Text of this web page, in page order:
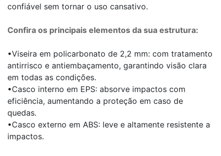
confiável sem tornar o uso cansativo.
Confira os principais elementos da sua estrutura:
•Viseira em policarbonato de 2,2 mm: com tratamento
antirrisco e antiembaçamento, garantindo visão clara
em todas as condições.
•Casco interno em EPS: absorve impactos com
eficiência, aumentando a proteção em caso de
quedas.
•Casco externo em ABS: leve e altamente resistente a
impactos.